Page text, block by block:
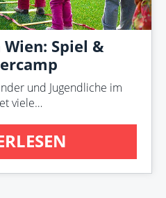
Spiel &
und Jugendliche im
viele…